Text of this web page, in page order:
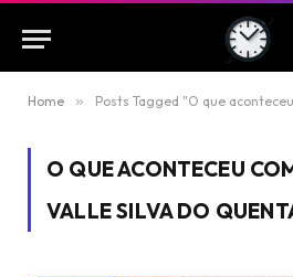
Home » Posts Tagged "O que aconteceu com Luiz
O QUE ACONTECEU
VALLE SILVA DO